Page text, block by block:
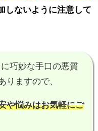
しないように注意して
巧妙な手口の悪質
りますので、
や悩みはお気軽にご